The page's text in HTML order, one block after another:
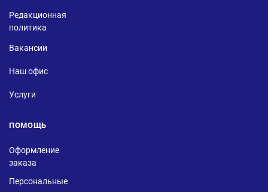
Редакционная
политика
Вакансии
Наш офис
Услуги
ПОМОЩЬ
Оформление
заказа
Персональные